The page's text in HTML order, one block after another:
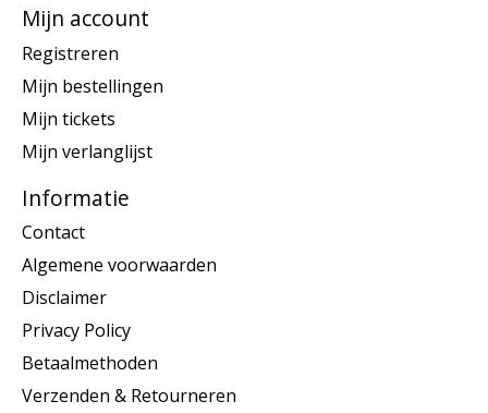
Mijn account
Registreren
Mijn bestellingen
Mijn tickets
Mijn verlanglijst
Informatie
Contact
Algemene voorwaarden
Disclaimer
Privacy Policy
Betaalmethoden
Verzenden & Retourneren